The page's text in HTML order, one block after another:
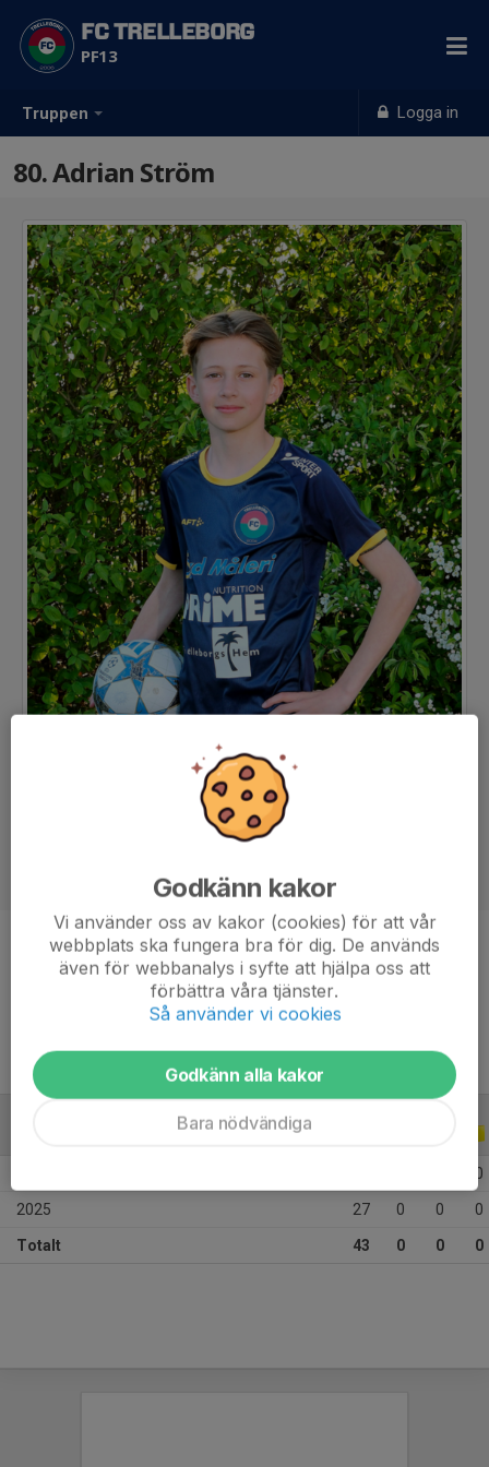
Truppen Logga in
FC TRELLEBORG
PF13
80. Adrian Ström
Position
-
13 år
ALLA ÅR
0
2025 27 0 0 0
Totalt 43 0 0 0
Godkänn kakor
Vi använder oss av kakor (cookies) för att vår
webbplats ska fungera bra för dig. De används
även för webbanalys i syfte att hjälpa oss att
förbättra våra tjänster.
Så använder vi cookies
Godkänn alla kakor
Bara nödvändiga